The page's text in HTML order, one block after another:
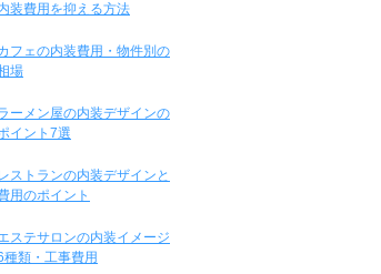
装費用を抑える方法
フェの内装費用・物件別の
場
ーメン屋の内装デザインの
イント7選
ストランの内装デザインと
用のポイント
ステサロンの内装イメージ
種類・工事費用